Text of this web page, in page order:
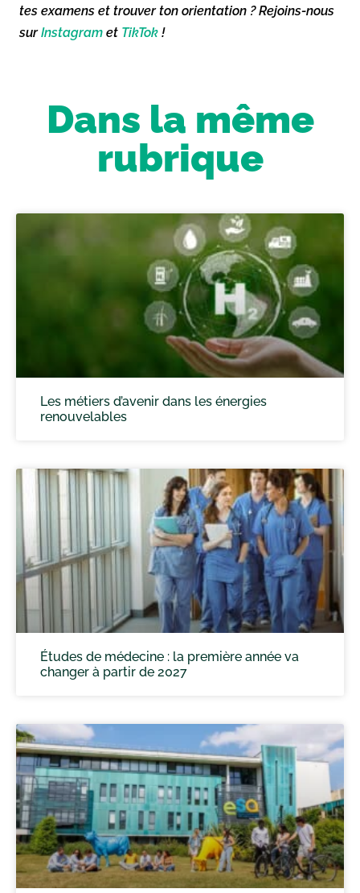
tes examens et trouver ton orientation ? Rejoins-nous
surInstagram et TikTok !
Dans la même
rubrique
Les métiers d’avenir dans les énergies
renouvelables
Études de médecine : la première année va
changer à partir de 2027